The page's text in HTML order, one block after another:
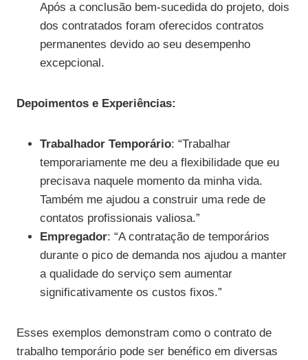
Após a conclusão bem-sucedida do projeto, dois
dos contratados foram oferecidos contratos
permanentes devido ao seu desempenho
excepcional.
Depoimentos e Experiências:
Trabalhador Temporário: “Trabalhar
temporariamente me deu a flexibilidade que eu
precisava naquele momento da minha vida.
Também me ajudou a construir uma rede de
contatos profissionais valiosa.”
Empregador: “A contratação de temporários
durante o pico de demanda nos ajudou a manter
a qualidade do serviço sem aumentar
significativamente os custos fixos.”
Esses exemplos demonstram como o contrato de
trabalho temporário pode ser benéfico em diversas